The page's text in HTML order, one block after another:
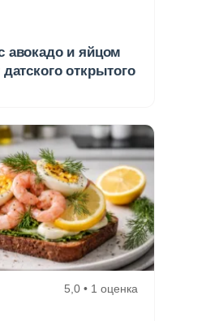
авокадо и яйцом
открытого
5,0 • 1 оценка